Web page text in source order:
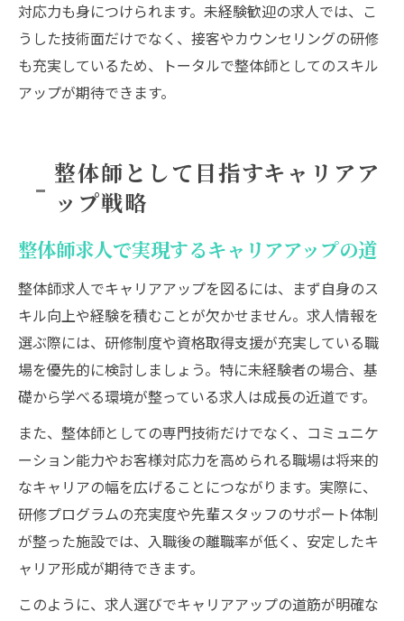
対応力も身につけられます。未経験歓迎の求人では、こ
うした技術面だけでなく、接客やカウンセリングの研修
も充実しているため、トータルで整体師としてのスキル
アップが期待できます。
整体師として目指すキャリアア
ップ戦略
整体師求人で実現するキャリアアップの道
整体師求人でキャリアアップを図るには、まず自身のス
キル向上や経験を積むことが欠かせません。求人情報を
選ぶ際には、研修制度や資格取得支援が充実している職
場を優先的に検討しましょう。特に未経験者の場合、基
礎から学べる環境が整っている求人は成長の近道です。
また、整体師としての専門技術だけでなく、コミュニケ
ーション能力やお客様対応力を高められる職場は将来的
なキャリアの幅を広げることにつながります。実際に、
研修プログラムの充実度や先輩スタッフのサポート体制
が整った施設では、入職後の離職率が低く、安定したキ
ャリア形成が期待できます。
このように、求人選びでキャリアアップの道筋が明確な